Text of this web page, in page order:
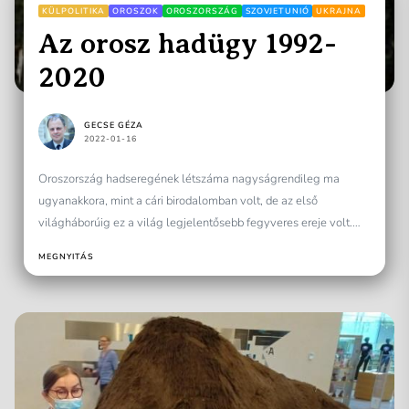
KÜLPOLITIKA OROSZOK OROSZORSZÁG SZOVJETUNIÓ UKRAJNA
Az orosz hadügy 1992-
2020
GECSE GÉZA
2022-01-16
Oroszország hadseregének létszáma nagyságrendileg ma
ugyanakkora, mint a cári birodalomban volt, de az első
világháborúig ez a világ legjelentősebb fegyveres ereje volt.
MEGNYITÁS